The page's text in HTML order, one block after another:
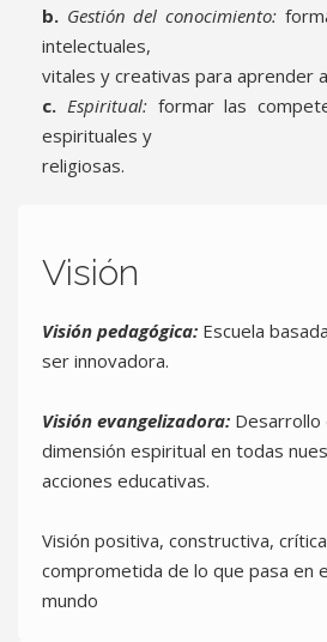
b. Gestión del conocimiento:
intelectuales,
vitales y creativas para aprender
c. Espiritual:formar las
espirituales y
religiosas.
Visión
Visión pedagógica: Escuela
ser innovadora.
Visión evangelizadora: Desarrollo
dimensión espiritual en todas
acciones educativas.
Visión positiva, constructiva,
comprometida de lo que pasa en
mundo